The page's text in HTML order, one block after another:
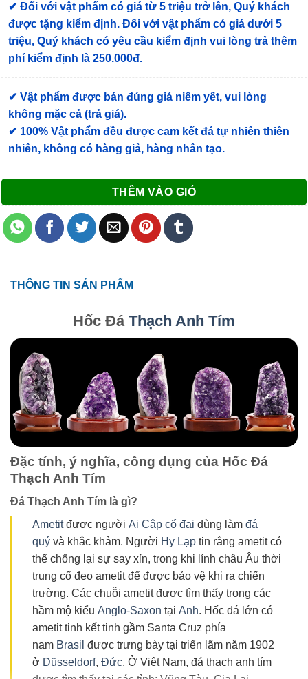
✔ Đối với vật phẩm có giá từ 5 triệu trở lên, Quý khách
được tặng kiểm định. Đối với vật phẩm có giá dưới 5
triệu, Quý khách có yêu cầu kiểm định vui lòng trả thêm
phí kiểm định là 250.000đ.
✔ Vật phẩm được bán đúng giá niêm yết, vui lòng
không mặc cả (trả giá).
✔ 100% Vật phẩm đều được cam kết đá tự nhiên thiên
nhiên, không có hàng giả, hàng nhân tạo.
THÊM VÀO GIỎ
THÔNG TIN SẢN PHẨM
Hốc Đá Thạch Anh Tím
Đặc tính, ý nghĩa, công dụng của Hốc Đá
Thạch Anh Tím
Đá Thạch Anh Tím là gì?
Ametitđược người Ai Cập cổ đại dùng làm đá
quý và khắc khảm. Người Hy Lạp tin rằng ametit có
thể chống lại sự say xỉn, trong khi lính châu Âu thời
trung cổ đeo ametit để được bảo vệ khi ra chiến
trường. Các chuỗi ametit được tìm thấy trong các
hầm mộ kiểu Anglo-Saxon tại Anh. Hốc đá lớn có
ametit tinh kết tinh gầm Santa Cruz phía
nam Brasil được trưng bày tại triển lãm năm 1902
ở Düsseldorf, Đức. Ở Việt Nam, đá thạch anh tím